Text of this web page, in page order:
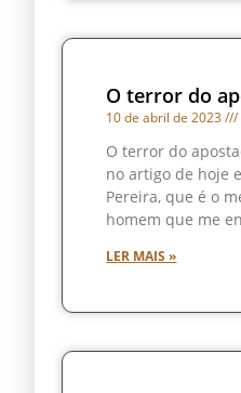
O terror do
10 de abril de 2023
O terror do
no artigo de hoje
Pereira, que é o
homem que me
LER MAIS »